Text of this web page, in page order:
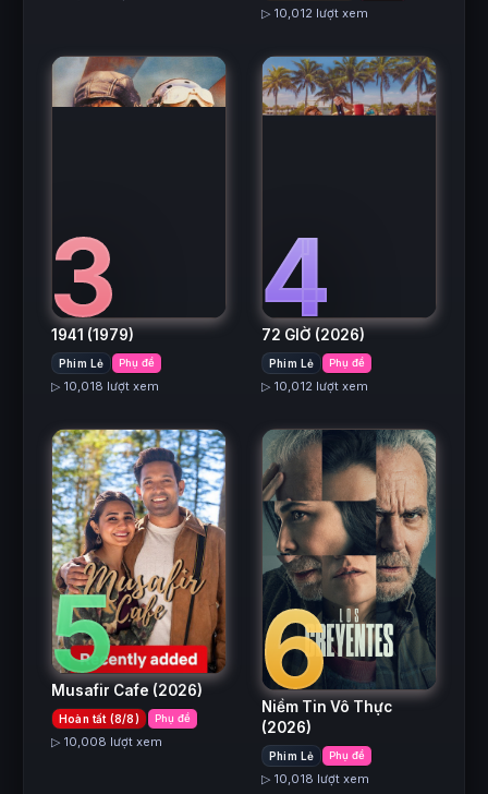
▷ 10,012 lượt xem
3
1941 (1979)
Phim Lẻ Phụ đề
▷ 10,018 lượt xem
4
72 GIỜ (2026)
Phim Lẻ Phụ đề
▷ 10,012 lượt xem
5
Musafir Cafe (2026)
Hoàn tất (8/8) Phụ đề
▷ 10,008 lượt xem
6
Niềm Tin Vô Thực
(2026)
Phim Lẻ Phụ đề
▷ 10,018 lượt xem